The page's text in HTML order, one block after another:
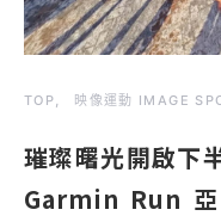
TOP 映像運動 IMAGE
璀璨曙光開啟下
Garmin Run